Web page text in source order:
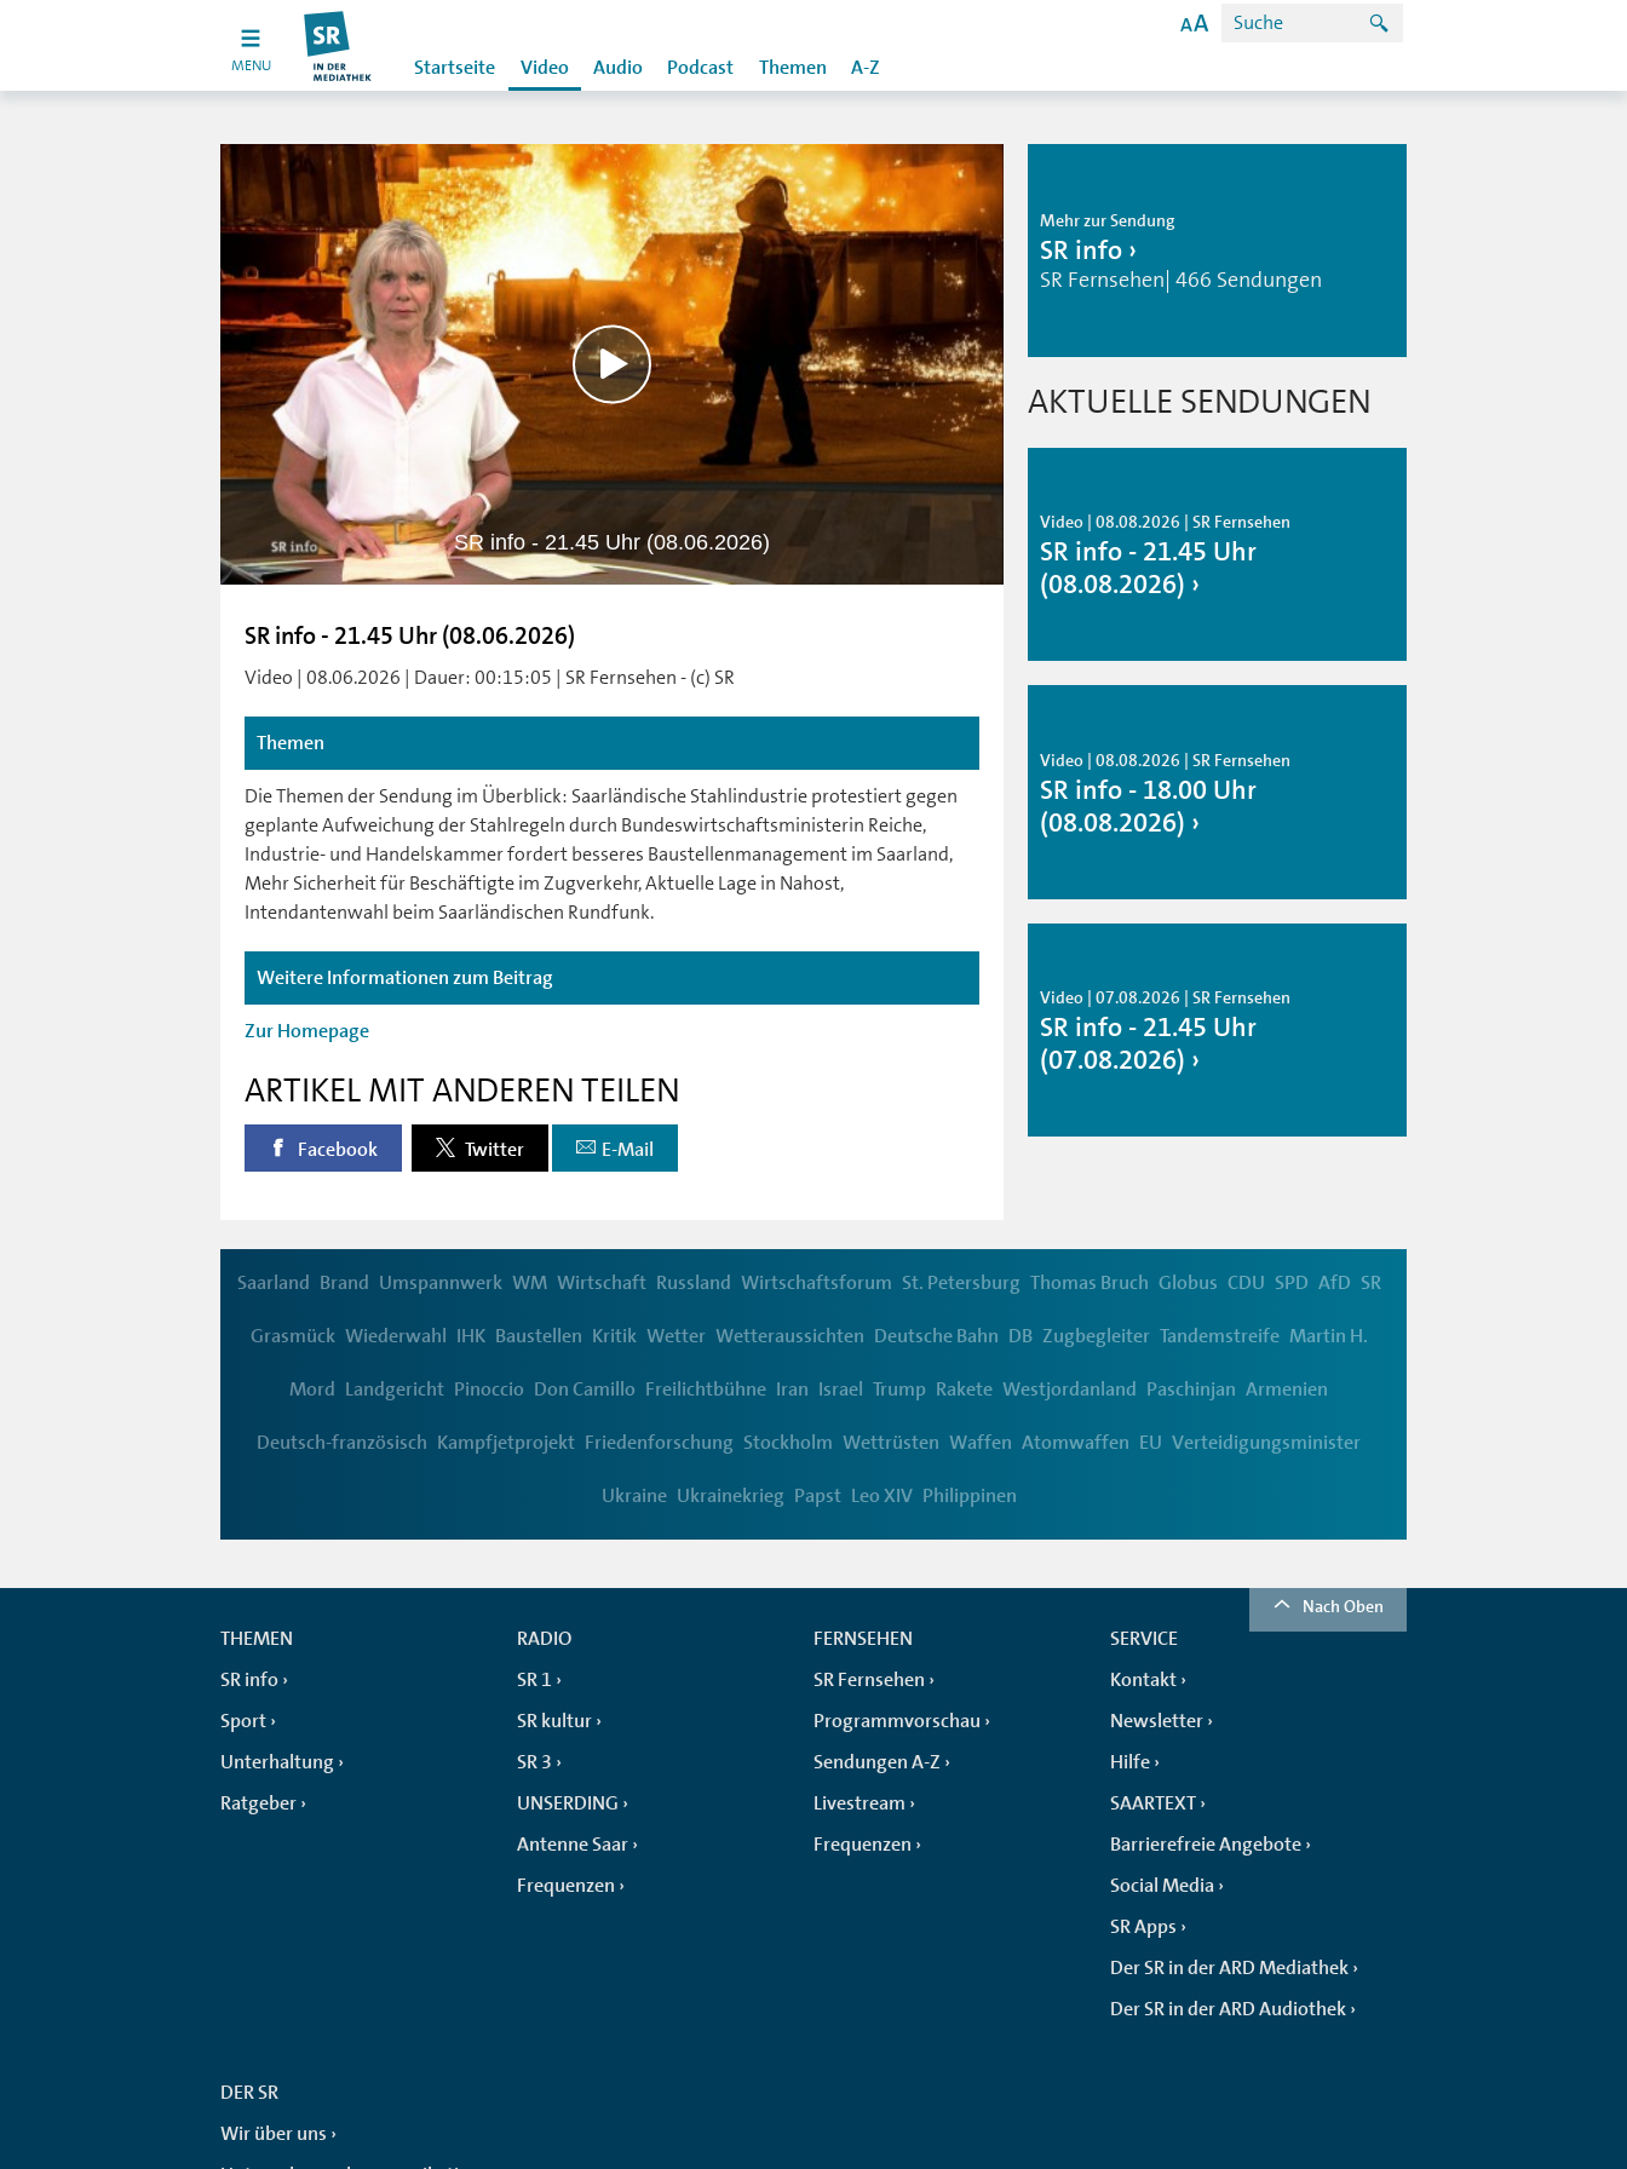
MENU Startseite Video Audio Podcast Themen A-Z
SR info - 21.45 Uhr (08.06.2026)
SR info - 21.45 Uhr (08.06.2026)
Video | 08.06.2026 | Dauer: 00:15:05 | SR Fernsehen - (c) SR
Themen
Die Themen der Sendung im Überblick: Saarländische Stahlindustrie protestiert gegen
geplante Aufweichung der Stahlregeln durch Bundeswirtschaftsministerin Reiche,
Industrie- und Handelskammer fordert besseres Baustellenmanagement im Saarland,
Mehr Sicherheit für Beschäftigte im Zugverkehr, Aktuelle Lage in Nahost,
Intendantenwahl beim Saarländischen Rundfunk.
Weitere Informationen zum Beitrag
Zur Homepage
ARTIKEL MIT ANDEREN TEILEN
Facebook Twitter E-Mail
Mehr zur Sendung
SR info
SR Fernsehen| 466 Sendungen
AKTUELLE SENDUNGEN
Video | 08.08.2026 | SR Fernsehen
SR info - 21.45 Uhr
(08.08.2026)
Video | 08.08.2026 | SR Fernsehen
SR info - 18.00 Uhr
(08.08.2026)
Video | 07.08.2026 | SR Fernsehen
SR info - 21.45 Uhr
(07.08.2026)
Saarland Brand Umspannwerk WM Wirtschaft Russland Wirtschaftsforum St. Petersburg Thomas Bruch Globus CDU SPD AfD SR
Grasmück Wiederwahl IHK Baustellen Kritik Wetter Wetteraussichten Deutsche Bahn DB Zugbegleiter Tandemstreife Martin H.
Mord Landgericht Pinoccio Don Camillo Freilichtbühne Iran Israel Trump Rakete Westjordanland Paschinjan Armenien
Deutsch-französisch Kampfjetprojekt Friedenforschung Stockholm Wettrüsten Waffen Atomwaffen EU Verteidigungsminister
Ukraine Ukrainekrieg Papst Leo XIV Philippinen
Nach Oben
THEMEN
SR info
Sport
Unterhaltung
Ratgeber
RADIO
SR 1
SR kultur
SR 3
UNSERDING
Antenne Saar
Frequenzen
FERNSEHEN
SR Fernsehen
Programmvorschau
Sendungen A-Z
Livestream
Frequenzen
SERVICE
Kontakt
Newsletter
Hilfe
SAARTEXT
Barrierefreie Angebote
Social Media
SR Apps
Der SR in der ARD Mediathek
Der SR in der ARD Audiothek
DER SR
Wir über uns